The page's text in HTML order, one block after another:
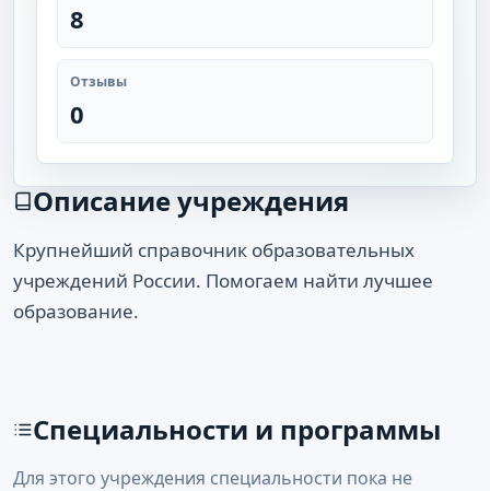
8
Отзывы
0
Описание учреждения
Крупнейший справочник образовательных
учреждений России. Помогаем найти лучшее
образование.
Специальности и программы
Для этого учреждения специальности пока не